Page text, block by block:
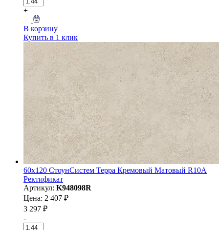
+
В корзину
Купить в 1 клик
60x120 СтоунСистем Терра Кремовый Матовый R10A
Ректификат
Артикул: K948098R
Цена: 2 407 ₽
3 297 ₽
-